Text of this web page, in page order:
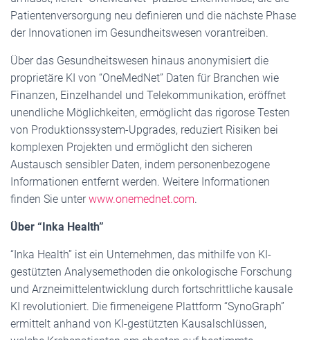
Patientenversorgung neu definieren und die nächste Phase
der Innovationen im Gesundheitswesen vorantreiben.
Über das Gesundheitswesen hinaus anonymisiert die
proprietäre KI von “OneMedNet” Daten für Branchen wie
Finanzen, Einzelhandel und Telekommunikation, eröffnet
unendliche Möglichkeiten, ermöglicht das rigorose Testen
von Produktionssystem-Upgrades, reduziert Risiken bei
komplexen Projekten und ermöglicht den sicheren
Austausch sensibler Daten, indem personenbezogene
Informationen entfernt werden. Weitere Informationen
finden Sie unterwww.onemednet.com.
Über “Inka Health”
“Inka Health” ist ein Unternehmen, das mithilfe von KI-
gestützten Analysemethoden die onkologische Forschung
und Arzneimittelentwicklung durch fortschrittliche kausale
KI revolutioniert. Die firmeneigene Plattform “SynoGraph”
ermittelt anhand von KI-gestützten Kausalschlüssen,